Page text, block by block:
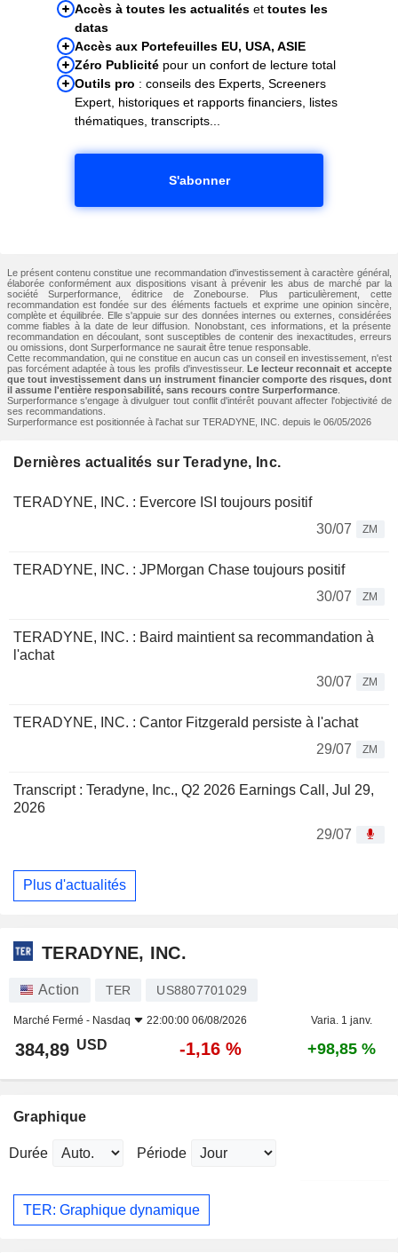
Accès à toutes les actualités et toutes les
datas
Accès aux Portefeuilles EU, USA, ASIE
Zéro Publicité pour un confort de lecture total
Outils pro : conseils des Experts, Screeners
Expert, historiques et rapports financiers, listes
thématiques, transcripts...
S'abonner
Le présent contenu constitue une recommandation d'investissement à caractère général,
élaborée conformément aux dispositions visant à prévenir les abus de marché par la
société Surperformance, éditrice de Zonebourse. Plus particulièrement, cette
recommandation est fondée sur des éléments factuels et exprime une opinion sincère,
complète et équilibrée. Elle s'appuie sur des données internes ou externes, considérées
comme fiables à la date de leur diffusion. Nonobstant, ces informations, et la présente
recommandation en découlant, sont susceptibles de contenir des inexactitudes, erreurs
ou omissions, dont Surperformance ne saurait être tenue responsable.
Cette recommandation, qui ne constitue en aucun cas un conseil en investissement, n'est
pas forcément adaptée à tous les profils d'investisseur. Le lecteur reconnait et accepte
que tout investissement dans un instrument financier comporte des risques, dont
il assume l'entière responsabilité, sans recours contre Surperformance.
Surperformance s'engage à divulguer tout conflit d'intérêt pouvant affecter l'objectivité de
ses recommandations.
Surperformance est positionnée à l'achat sur TERADYNE, INC. depuis le 06/05/2026
Dernières actualités sur Teradyne, Inc.
TERADYNE, INC. : Evercore ISI toujours positif
30/07
ZM
TERADYNE, INC. : JPMorgan Chase toujours positif
30/07
ZM
TERADYNE, INC. : Baird maintient sa recommandation à
l'achat
30/07
ZM
TERADYNE, INC. : Cantor Fitzgerald persiste à l'achat
29/07
ZM
Transcript : Teradyne, Inc., Q2 2026 Earnings Call, Jul 29,
2026
29/07
Plus d'actualités
TERADYNE, INC.
Action TER US8807701029
Marché Fermé - Nasdaq 22:00:00 06/08/2026 Varia. 1 janv.
384,89 USD -1,16 % +98,85 %
Graphique
Durée Période
TER: Graphique dynamique